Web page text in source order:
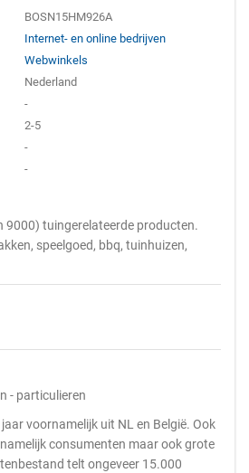
BOSN15HM926A
Internet- en online bedrijven
Webwinkels
Nederland
-
2-5
-
-
9000) tuingerelateerde producten.
speelgoed, bbq, tuinhuizen,
- particulieren
voornamelijk uit NL en België. Ook
consumenten maar ook grote
telt ongeveer 15.000